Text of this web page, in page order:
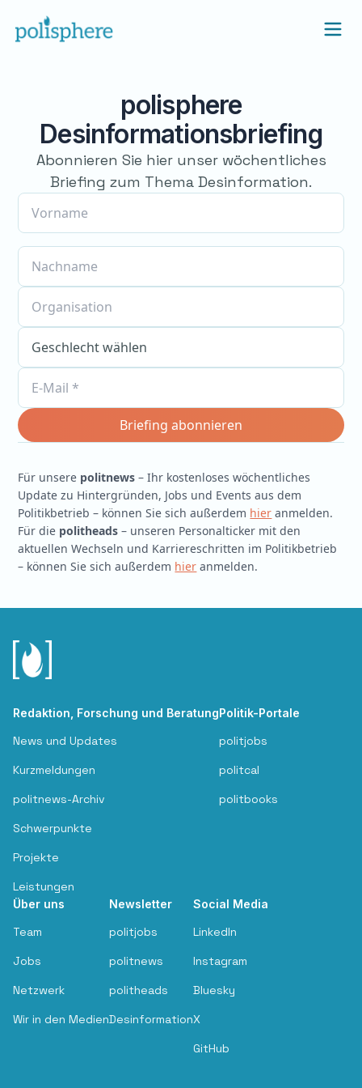
polisphere
Desinformationsbriefing
Abonnieren Sie hier unser wöchentliches
Briefing zum Thema Desinformation.
Für unsere politnews – Ihr kostenloses wöchentliches
Update zu Hintergründen, Jobs und Events aus dem
Politikbetrieb – können Sie sich außerdem hier anmelden.
Für die politheads – unseren Personalticker mit den
aktuellen Wechseln und Karriereschritten im Politikbetrieb
– können Sie sich außerdem hier anmelden.
Redaktion, Forschung und Beratung
News und Updates
Kurzmeldungen
politnews-Archiv
Schwerpunkte
Projekte
Leistungen
Politik-Portale
politjobs
politcal
politbooks
Über uns
Team
Jobs
Netzwerk
Wir in den Medien
Newsletter
politjobs
politnews
politheads
Desinformation
Social Media
LinkedIn
Instagram
Bluesky
X
GitHub